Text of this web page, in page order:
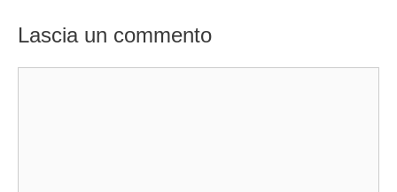
Lascia un commento